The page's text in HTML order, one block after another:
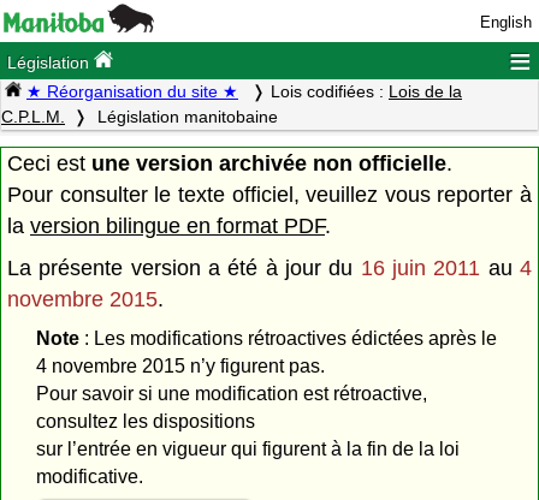
English
Législation ≡
★ Réorganisation du site ★ Lois codifiées : Lois de la
C.P.L.M.
Législation manitobaine
Ceci est une version archivée non officielle.
Pour consulter le texte officiel, veuillez vous reporter à
la version bilingue en format PDF.
La présente version a été à jour du 16 juin 2011 au4
novembre 2015.
Note: Les modifications rétroactives édictées après le
4 novembre 2015 n’y figurent pas.
Pour savoir si une modification est rétroactive,
consultez les dispositions
sur l’entrée en vigueur qui figurent à la fin de la loi
modificative.